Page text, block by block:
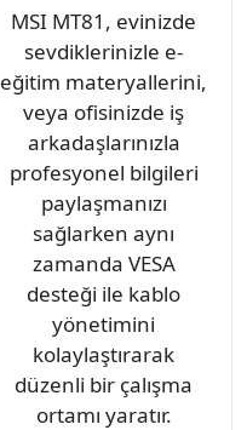
MSI MT81, evinizde
sevdiklerinizle e-
eğitim materyallerini,
veya ofisinizde iş
arkadaşlarınızla
profesyonel bilgileri
paylaşmanızı
sağlarken aynı
zamanda VESA
desteği ile kablo
yönetimini
kolaylaştırarak
düzenli bir çalışma
ortamı yaratır.